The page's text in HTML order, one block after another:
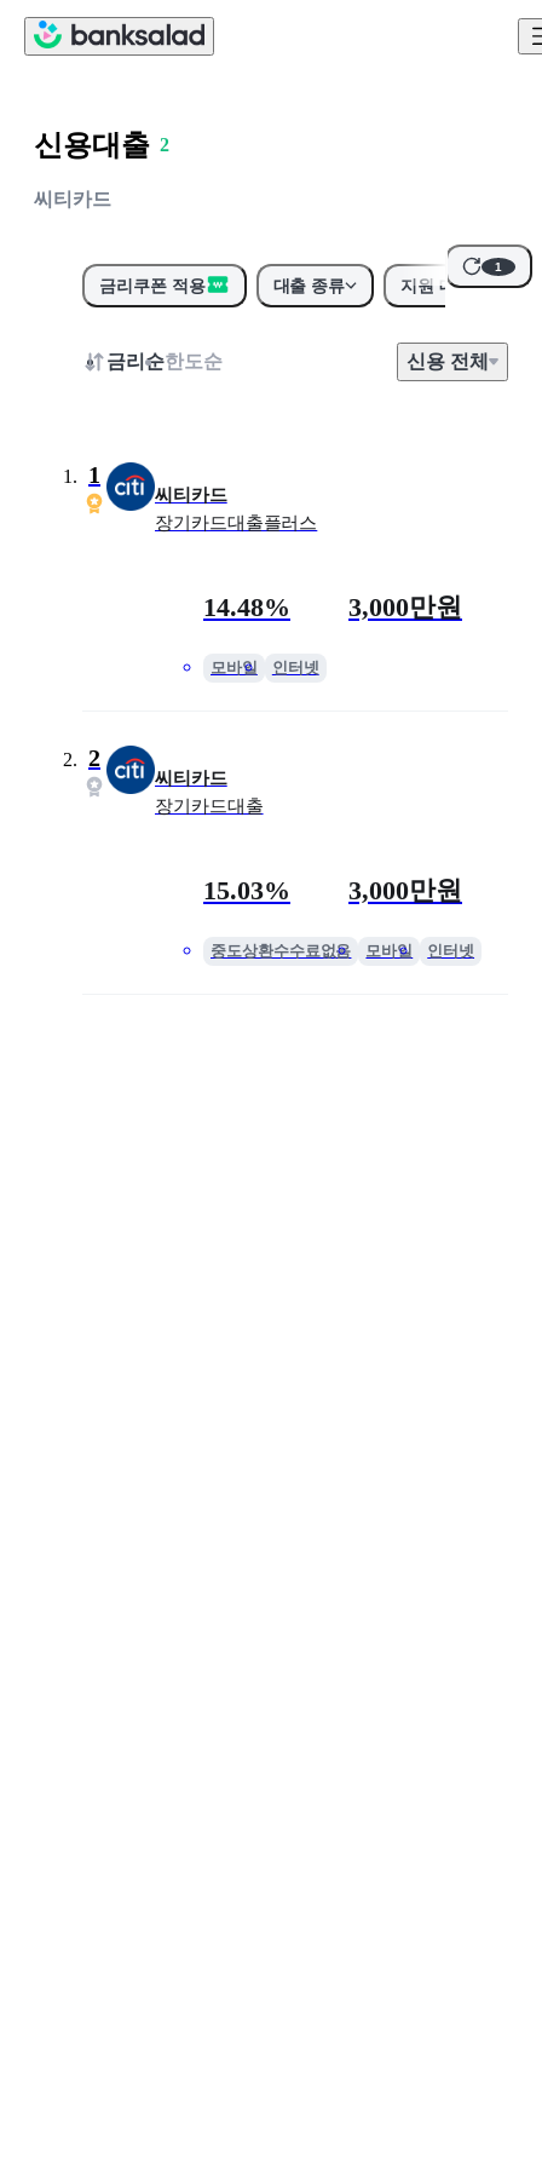
신용대출 2
6
7
9
씨티카드
금리쿠폰 적용 대출 종류 지원 대상
1
금리순한도순 신용 전체
1
씨티카드
장기카드대출플러스
금리14.48%
최대 한도 3,000만원
모바일 인터넷
2
씨티카드
장기카드대출
금리15.03%
최대 한도 3,000만원
중도상환수수료없음 모바일 인터넷